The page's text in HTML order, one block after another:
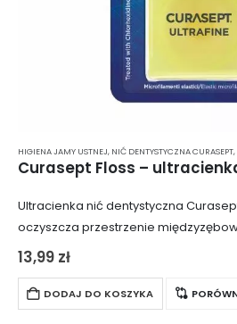
HIGIENA JAMY USTNEJ, NIĆ DENTYSTYCZNA CURASEPT,
Ultracienka nić dentystyczna
oczyszcza przestrzenie
znajduje się 50 metrów nici, która jest
chlorheksydyną, substancją o
antybakteryjnych.
13,99 zł
DODAJ DO KOSZYKA